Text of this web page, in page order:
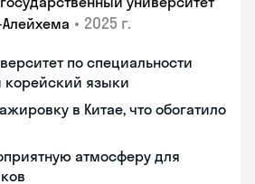
• 2025 г.
по специальности
корейский языки
в Китае, что обогатило
атмосферу для